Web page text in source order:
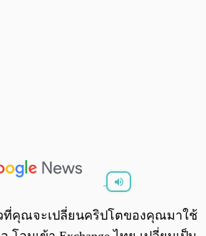
ที่คุณจะเปลี่ยนคริปโตของคุณมาใช้